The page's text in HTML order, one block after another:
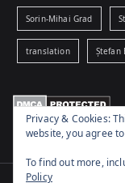
Sorin-Mihai Grad
translation Ștefan
Privacy & Cookies:
website, you agree
To find out more,
Policy